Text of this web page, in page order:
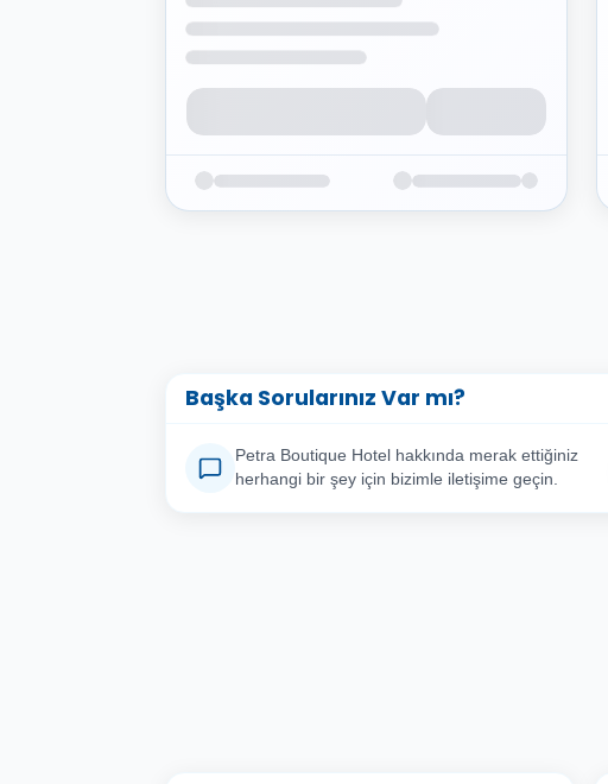
Başka Sorularınız Var mı?
Petra Boutique Hotel hakkında merak ettiğiniz
herhangi bir şey için bizimle iletişime geçin.